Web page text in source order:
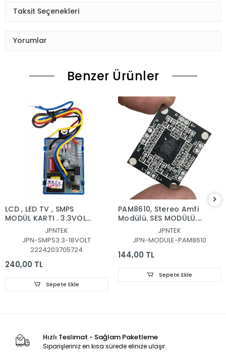
Taksit Seçenekleri
Yorumlar
Benzer Ürünler
LCD , LED TV , SMPS
MODÜL KARTI , 3.3VOLT
-18VOLT UNİVERSAL
SÜRÜCÜ, LCD TV
Universal Switching
Power Supply Module
JPNTEK
JPN-SMPS3.3-18VOLT
2224203705724
240,00 TL
Sepete Ekle
PAM8610, Stereo Amfi
Modülü, SES MODÜLÜ,
PAM8610 2x15W Stereo
Ses Modülü – 12V
Class-D Amfi Kartı
JPNTEK
JPN-MODULE-PAM8610
144,00 TL
Sepete Ekle
Hızlı Teslimat - Sağlam Paketleme
Siparişleriniz en kısa sürede elinize ulaşır.